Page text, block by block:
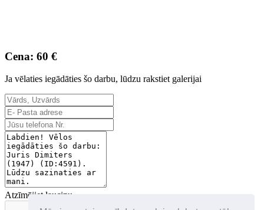
Cena: 60 €
Ja vēlaties iegādāties šo darbu, lūdzu rakstiet galerijai
Atzīmējiet lauciņu